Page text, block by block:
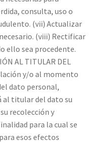
consulta, uso o
(vii) Actualizar
(viii) Rectificar
ello sea procedente.
AL TITULAR DEL
y/o al momento
dato personal,
al titular del dato su
recolección y
para la cual se
esos efectos